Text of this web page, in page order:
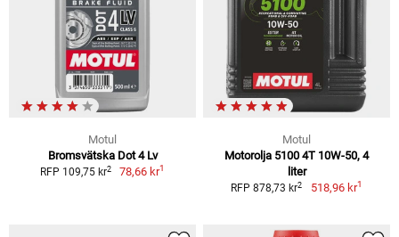
Motul
Bromsvätska Dot 4 Lv
RFP 109,75 kr2 78,66 kr1
Motul
Motorolja 5100 4T 10W-50, 4
liter
RFP 878,73 kr2 518,96 kr1